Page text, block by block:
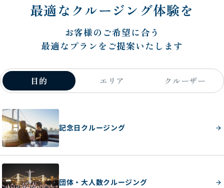
最適なクルージング体験を
お客様のご希望に合う
最適なプランをご提案いたします
目的 エリア クルーザー
記念日クルージング
団体・大人数クルージング